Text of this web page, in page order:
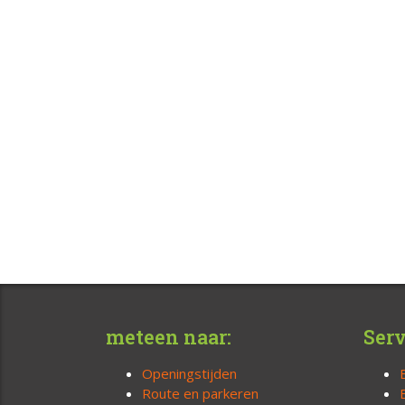
meteen naar:
Openingstijden
Route en parkeren